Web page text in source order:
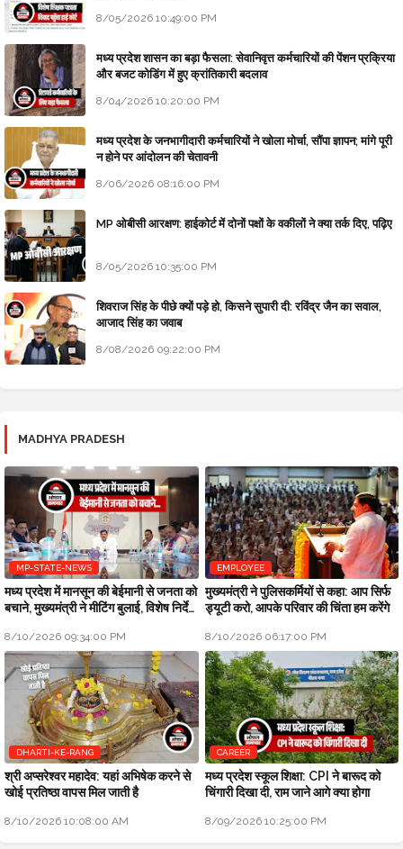
8/05/2026 10:49:00 PM
मध्य प्रदेश शासन का बड़ा फैसला: सेवानिवृत्त कर्मचारियों की पेंशन प्रक्रिया
और बजट कोडिंग में हुए क्रांतिकारी बदलाव
8/04/2026 10:20:00 PM
मध्य प्रदेश के जनभागीदारी कर्मचारियों ने खोला मोर्चा, सौंपा ज्ञापन; मांगे पूरी
न होने पर आंदोलन की चेतावनी
8/06/2026 08:16:00 PM
MP ओबीसी आरक्षण: हाईकोर्ट में दोनों पक्षों के वकीलों ने क्या तर्क दिए, पढ़िए
8/05/2026 10:35:00 PM
शिवराज सिंह के पीछे क्यों पड़े हो, किसने सुपारी दी: रविंद्र जैन का सवाल,
आजाद सिंह का जवाब
8/08/2026 09:22:00 PM
MADHYA PRADESH
MP-STATE-NEWS
मध्य प्रदेश में मानसून की बेईमानी से जनता को
बचाने, मुख्यमंत्री ने मीटिंग बुलाई, विशेष निर्देश
8/10/2026 09:34:00 PM
EMPLOYEE
मुख्यमंत्री ने पुलिसकर्मियों से कहा: आप सिर्फ
ड्यूटी करो, आपके परिवार की चिंता हम करेंगे
8/10/2026 06:17:00 PM
DHARTI-KE-RANG
श्री अप्सरेश्वर महादेव: यहां अभिषेक करने से
खोई प्रतिष्ठा वापस मिल जाती है
8/10/2026 10:08:00 AM
CAREER
मध्य प्रदेश स्कूल शिक्षा: CPI ने बारूद को
चिंगारी दिखा दी, राम जाने आगे क्या होगा
8/09/2026 10:25:00 PM